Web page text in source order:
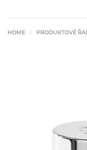
HOME PRODUKTOVÉ